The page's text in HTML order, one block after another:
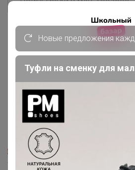
Главная
TanyaPK
СП195 Mixan - premium! Бренд...
🔥Новая коллекция ЛЕТО25
MIXAN Джемпер 2058
TanyaPK
Новые предложения
Туфли на сменку для